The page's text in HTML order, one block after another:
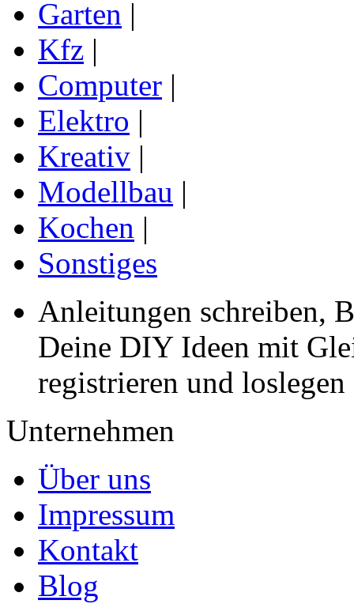
Garten |
Kfz |
Computer |
Elektro |
Kreativ |
Modellbau |
Kochen |
Sonstiges
Anleitungen schreiben,
Deine DIY Ideen mit
registrieren und loslegen
Unternehmen
Über uns
Impressum
Kontakt
Blog